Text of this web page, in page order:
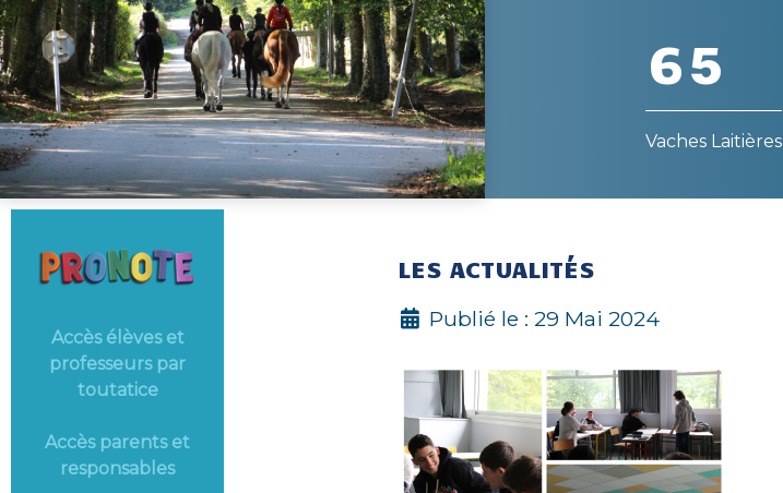
65
Vaches Laitières
Accès élèves et
professeurs par
toutatice
Accès parents et
responsables
LES ACTUALITÉS
Publié le : 29 Mai 2024